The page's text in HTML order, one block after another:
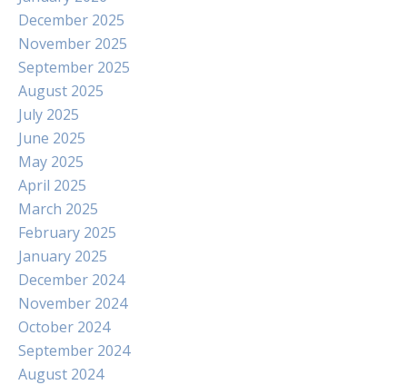
December 2025
November 2025
September 2025
August 2025
July 2025
June 2025
May 2025
April 2025
March 2025
February 2025
January 2025
December 2024
November 2024
October 2024
September 2024
August 2024